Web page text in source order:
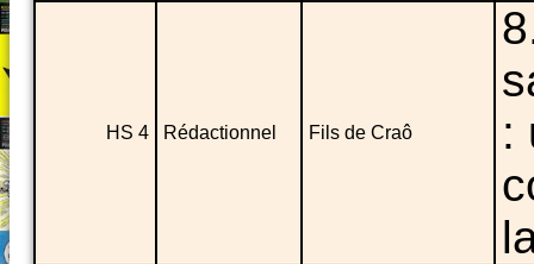
HS 4 Rédactionnel Fils de Craô
: